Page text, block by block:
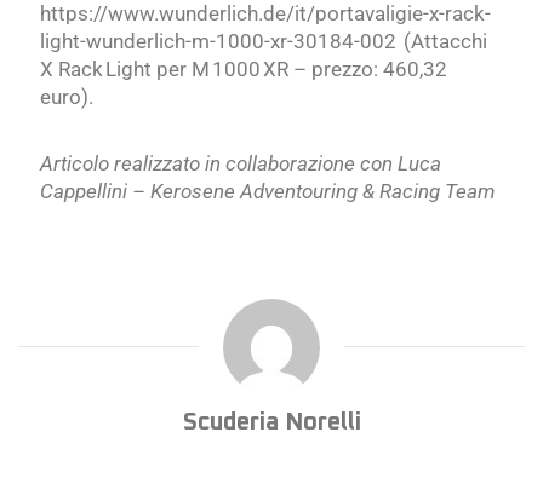
https://www.wunderlich.de/it/portavaligie-x-rack-
light-wunderlich-m-1000-xr-30184-002 (Attacchi
X Rack Light per M 1000 XR – prezzo: 460,32
euro).
Articolo realizzato in collaborazione con Luca
Cappellini – KeroseneAdventouring & Racing Team
Scuderia Norelli